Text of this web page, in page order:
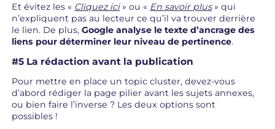
Et évitez les « Cliquez ici» ou « En savoir plus» qui
n’expliquent pas au lecteur ce qu’il va trouver derrière
le lien. De plus,Google analyse le texte d’ancrage des
liens pour déterminer leur niveau de pertinence.
#5 La rédaction avant la publication
Pour mettre en place un topic cluster, devez-vous
d’abord rédiger la page pilier avant les sujets annexes,
ou bien faire l’inverse ? Les deux options sont
possibles !